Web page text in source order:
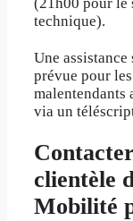
technique).
Une
prévue pour
malentendants
via un
clientèle
Mobilité